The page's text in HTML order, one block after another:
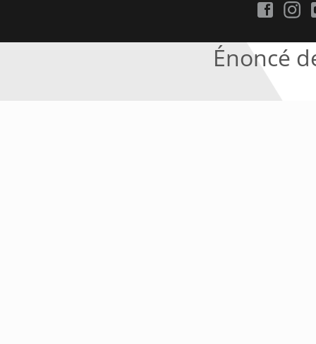
Énoncé